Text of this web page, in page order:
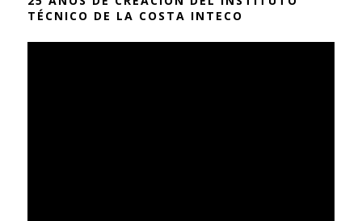
TÉCNICO DE LA COSTA INTECO